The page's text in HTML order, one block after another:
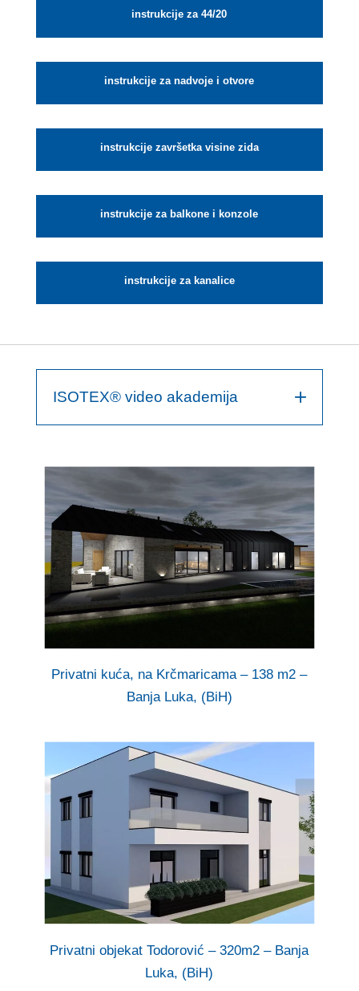
instrukcije za 44/20
instrukcije za nadvoje i otvore
instrukcije završetka visine zida
instrukcije za balkone i konzole
instrukcije za kanalice
ISOTEX® video akademija
Privatni kuća, na Krčmaricama – 138 m2 –
Banja Luka, (BiH)
Privatni objekat Todorović – 320m2 – Banja
Luka, (BiH)